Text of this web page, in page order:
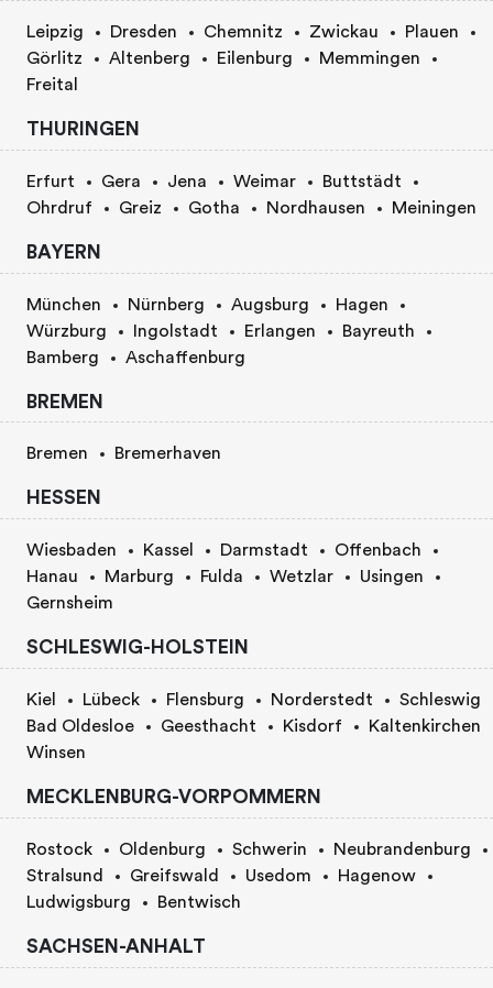
Leipzig Dresden Chemnitz Zwickau
Plauen
Görlitz
Altenberg Eilenburg
Memmingen
Freital
THURINGEN
Erfurt Gera Jena Weimar
Buttstädt
Ohrdruf
Greiz Gotha Nordhausen Meiningen
BAYERN
München Nürnberg Augsburg
Hagen
Würzburg
Ingolstadt Erlangen
Bayreuth
Bamberg
Aschaffenburg
BREMEN
Bremen Bremerhaven
HESSEN
Wiesbaden Kassel Darmstadt
Offenbach
Hanau
Marburg Fulda Wetzlar
Usingen
Gernsheim
SCHLESWIG-HOLSTEIN
Kiel Lübeck Flensburg Norderstedt
Schleswig
Bad Oldesloe
Geesthacht Kisdorf
Kaltenkirchen
Winsen
MECKLENBURG-VORPOMMERN
Rostock Oldenburg Schwerin
Neubrandenburg
Stralsund
Greifswald Usedom
Hagenow
Ludwigsburg
Bentwisch
SACHSEN-ANHALT